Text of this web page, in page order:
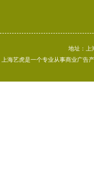
地址：上
上海艺虎是一个专业从事商业广告